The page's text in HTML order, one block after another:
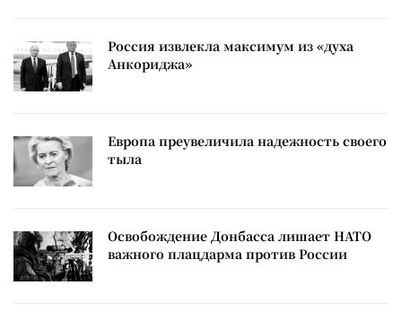
Россия извлекла максимум из «духа
Анкориджа»
Европа преувеличила надежность своего
тыла
Освобождение Донбасса лишает НАТО
важного плацдарма против России